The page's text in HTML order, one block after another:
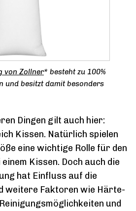
von Zollner* besteht zu 100%
und besitzt damit besonders
Dingen gilt auch hier:
Kissen. Natürlich spielen
eine wichtige Rolle für den
Kissen. Doch auch die
hat Einfluss auf die
weitere Faktoren wie Härte-
und